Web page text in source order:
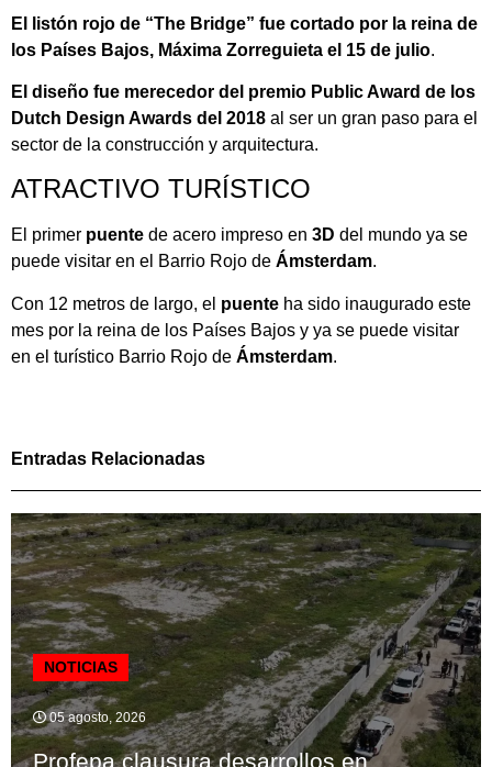
El listón rojo de “The Bridge” fue cortado por la reina de
los Países Bajos, Máxima Zorreguieta el 15 de julio.
El diseño fue merecedor del premio Public Award de los
Dutch Design Awards del 2018 al ser un gran paso para el
sector de la construcción y arquitectura.
ATRACTIVO TURÍSTICO
El primer puente de acero impreso en 3D del mundo ya se
puede visitar en el Barrio Rojo de Ámsterdam.
Con 12 metros de largo, el puente ha sido inaugurado este
mes por la reina de los Países Bajos y ya se puede visitar
en el turístico Barrio Rojo de Ámsterdam.
Entradas Relacionadas
NOTICIAS
05 agosto, 2026
Profepa clausura desarrollos en